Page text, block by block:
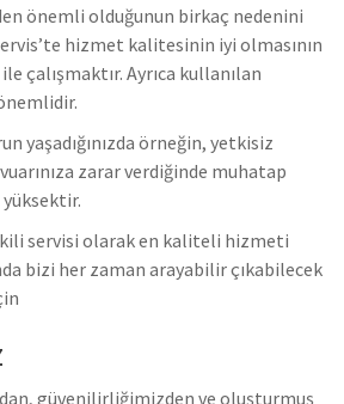
önemli olduğunun birkaç nedenini
hizmet kalitesinin iyi olmasının
çalışmaktır. Ayrıca kullanılan
yaşadığınızda örneğin, yetkisiz
zarar verdiğinde muhatap
servisi olarak en kaliteli hizmeti
bizi her zaman arayabilir çıkabilecek
güvenilirliğimizden ve oluşturmuş